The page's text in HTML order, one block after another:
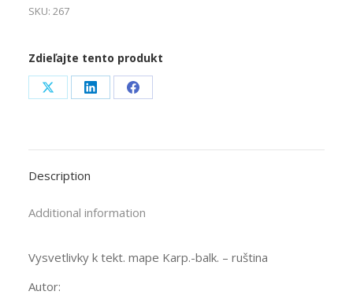
SKU: 267
Zdieľajte tento produkt
Share Share Share
Description
Additional information
Vysvetlivky k tekt. mape Karp.-balk. – ruština
Autor: